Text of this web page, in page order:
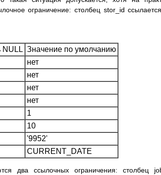
ограничение: столбец stor_id
NULL Значение по умолчанию
нет
нет
нет
нет
1
10
'9952'
CURRENT_DATE
два ссылочных ограничения: столбец